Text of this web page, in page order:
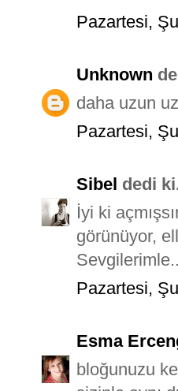
Pazartesi,
Unknown
daha uzun
Pazartesi,
Sibel dedi
İyi ki
görünüyor,
Pazartesi,
Esma
bloğunuzu